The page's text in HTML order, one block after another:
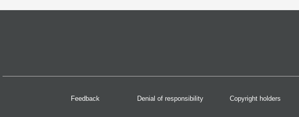
Feedback Denial of responsibility Copyright holders